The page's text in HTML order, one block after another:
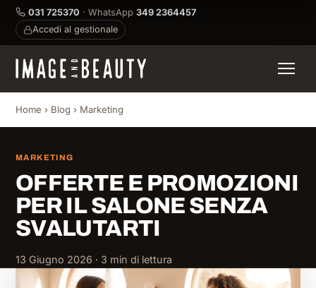
031 725370 · WhatsApp 349 2364457
Accedi al gestionale
Home › Blog › Marketing
MARKETING
OFFERTE E PROMOZIONI
PER IL SALONE SENZA
SVALUTARTI
13 Giugno 2026 · 3 min di lettura